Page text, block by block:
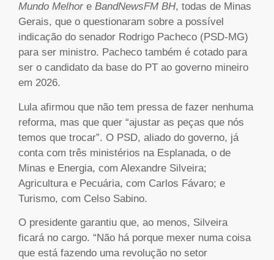
Mundo Melhor e BandNewsFM BH, todas de Minas
Gerais, que o questionaram sobre a possível
indicação do senador Rodrigo Pacheco (PSD-MG)
para ser ministro. Pacheco também é cotado para
ser o candidato da base do PT ao governo mineiro
em 2026.
Lula afirmou que não tem pressa de fazer nenhuma
reforma, mas que quer “ajustar as peças que nós
temos que trocar”. O PSD, aliado do governo, já
conta com três ministérios na Esplanada, o de
Minas e Energia, com Alexandre Silveira;
Agricultura e Pecuária, com Carlos Fávaro; e
Turismo, com Celso Sabino.
O presidente garantiu que, ao menos, Silveira
ficará no cargo. “Não há porque mexer numa coisa
que está fazendo uma revolução no setor